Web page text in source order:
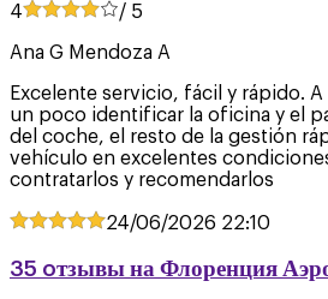
4 / 5
Ana G Mendoza A
Excelente servicio, fácil y rápido.
un poco identificar la oficina y el
del coche, el resto de la gestión
vehículo en excelentes
contratarlos y recomendarlos
24/06/2026 22:10
35 oтзывы на Флоренция